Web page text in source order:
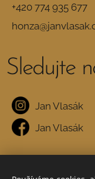
+420 774 935 677
Sledujte
Jan Vlasák
Jan Vlasák